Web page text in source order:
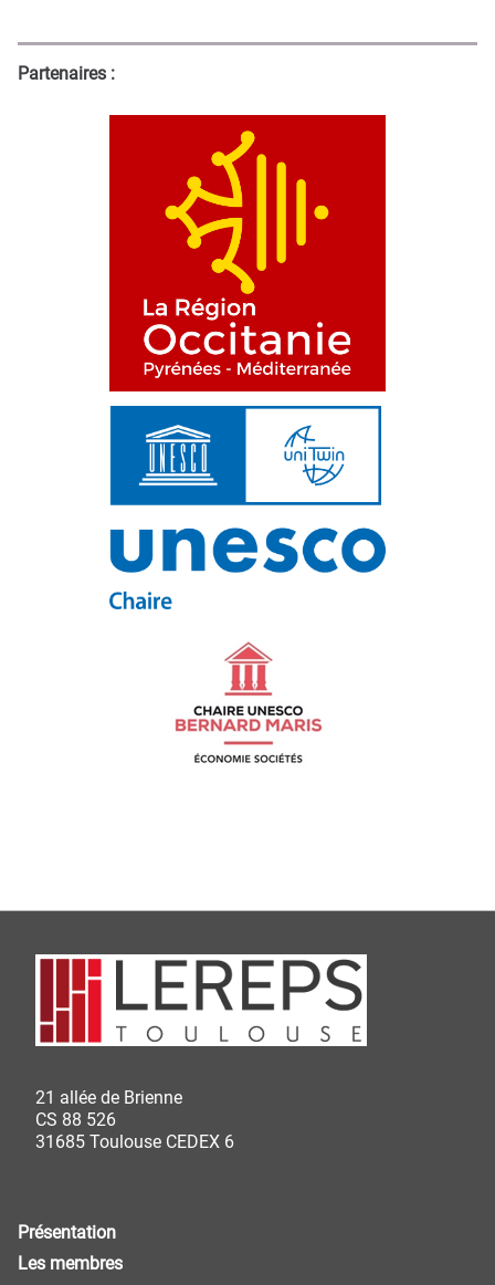
Partenaires :
21 allée de Brienne
CS 88 526
31685 Toulouse CEDEX 6
Présentation
Les membres